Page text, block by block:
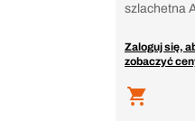
szlachetna
Zaloguj się,
zobaczyć